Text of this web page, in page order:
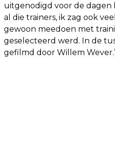
uitgenodigd voor de dagen
al die trainers, ik zag ook
gewoon meedoen met
geselecteerd werd. In de
gefilmd door Willem Wever.’